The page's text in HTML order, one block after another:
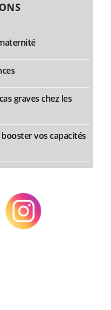
graves chez les
vos capacités